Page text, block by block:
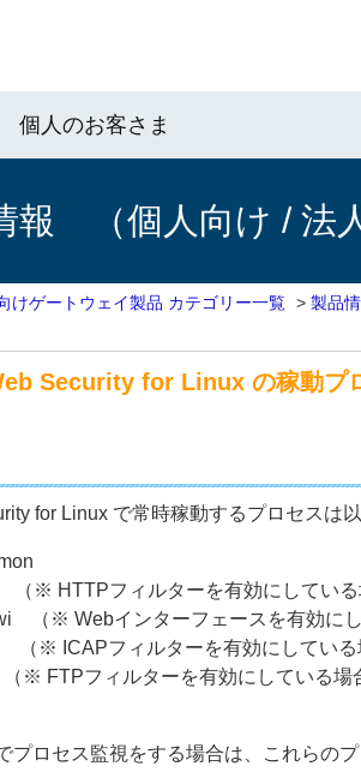
個人のお客さま
報 （個人向け / 法
けゲートウェイ製品 カテゴリー一覧 > 製品
Security for Linux の稼動プ
for Linux で常時稼動するプロセスは
（※ HTTPフィルターを有効にしている
（※ Webインターフェースを有効に
（※ ICAPフィルターを有効にしている
※ FTPフィルターを有効にしている場
プロセス監視をする場合は、これらの